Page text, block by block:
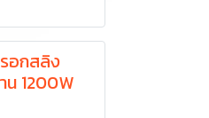
อกสลิง
น 1200W